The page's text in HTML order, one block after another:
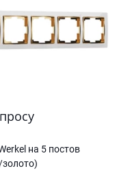
на 5 постов